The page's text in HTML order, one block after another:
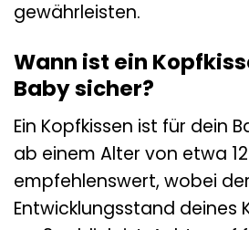
gewährleisten.
Wann ist ein
Baby sicher?
Ein Kopfkissen ist für dein
ab einem Alter von etwa
empfehlenswert, wobei
Entwicklungsstand deines